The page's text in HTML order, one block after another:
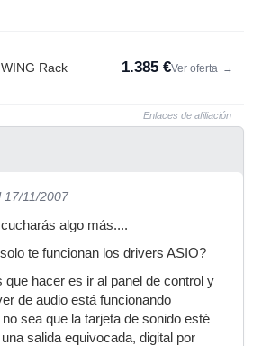
Rack 1.385 €Ver oferta →
Enlaces de afiliación
17/11/2007
algo más....
te funcionan los drivers ASIO?
que hacer es ir al panel de control y
de audio está funcionando
sea que la tarjeta de sonido esté
salida equivocada, digital por